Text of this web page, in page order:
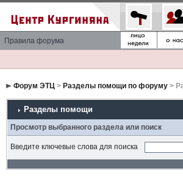
Правила форума
Форум ЭТЦ> Разделы помощи по форуму>
Разделы помощи
Просмотр выбранного раздела или поиск
Введите ключевые слова для поиска